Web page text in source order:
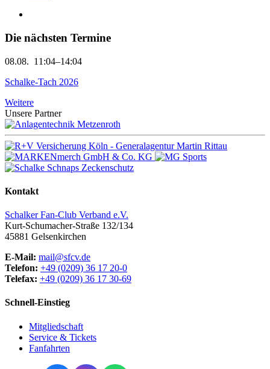
Die nächsten Termine
08.08. 11:04–14:04
Schalke-Tach 2026
Weitere
Unsere Partner
Kontakt
Schalker Fan-Club Verband e.V.
Kurt-Schumacher-Straße 132/134
45881 Gelsenkirchen
E-Mail: mail@sfcv.de
Telefon: +49 (0209) 36 17 20-0
Telefax: +49 (0209) 36 17 30-69
Schnell-Einstieg
Mitgliedschaft
Service & Tickets
Fanfahrten